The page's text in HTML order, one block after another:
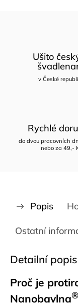
Ušito
v České
Rychlé
do dvou pracovních
nebo za 49,-
Popis
Ostatní
Detailní
Proč je
Nanobavlna®